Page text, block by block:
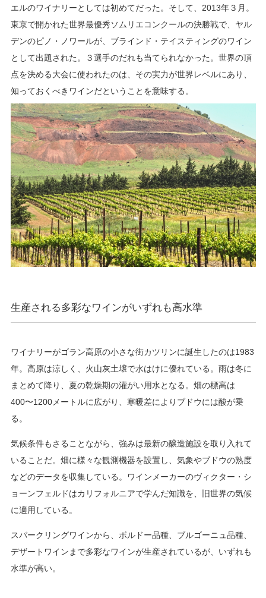
エルのワイナリーとしては初めてだった。そして、2013年３月。
東京で開かれた世界最優秀ソムリエコンクールの決勝戦で、ヤル
デンのピノ・ノワールが、ブラインド・テイスティングのワイン
として出題された。３選手のだれも当てられなかった。世界の頂
点を決める大会に使われたのは、その実力が世界レベルにあり、
知っておくべきワインだということを意味する。
生産される多彩なワインがいずれも高水準
ワイナリーがゴラン高原の小さな街カツリンに誕生したのは1983
年。高原は涼しく、火山灰土壌で水はけに優れている。雨は冬に
まとめて降り、夏の乾燥期の灌がい用水となる。畑の標高は
400〜1200メートルに広がり、寒暖差によりブドウには酸が乗
る。
気候条件もさることながら、強みは最新の醸造施設を取り入れて
いることだ。畑に様々な観測機器を設置し、気象やブドウの熟度
などのデータを収集している。ワインメーカーのヴィクター・シ
ョーンフェルドはカリフォルニアで学んだ知識を、旧世界の気候
に適用している。
スパークリングワインから、ボルドー品種、ブルゴーニュ品種、
デザートワインまで多彩なワインが生産されているが、いずれも
水準が高い。